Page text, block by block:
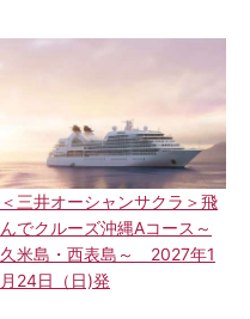
＜三井オーシャンサクラ＞飛
んでクルーズ沖縄Aコース～
久米島・西表島～ 2027年1
月24日（日)発